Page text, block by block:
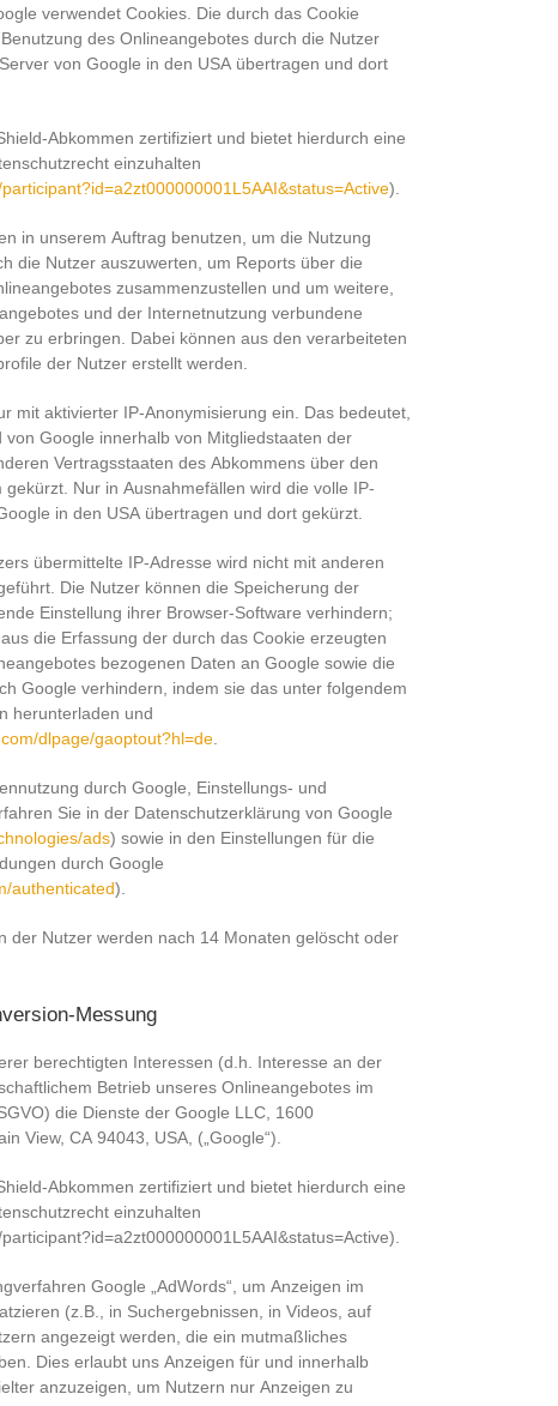
verwendet Cookies. Die durch das Cookie
des Onlineangebotes durch die Nutzer
von Google in den USA übertragen und dort
Abkommen zertifiziert und bietet hierdurch eine
einzuhalten
).
in unserem Auftrag benutzen, um die Nutzung
die Nutzer auszuwerten, um Reports über die
zusammenzustellen und um weitere,
und der Internetnutzung verbundene
zu erbringen. Dabei können aus den verarbeiteten
der Nutzer erstellt werden.
mit aktivierter IP-Anonymisierung ein. Das bedeutet,
Google innerhalb von Mitgliedstaaten der
Vertragsstaaten des Abkommens über den
Nur in Ausnahmefällen wird die volle IP-
in den USA übertragen und dort gekürzt.
übermittelte IP-Adresse wird nicht mit anderen
Die Nutzer können die Speicherung der
Einstellung ihrer Browser-Software verhindern;
die Erfassung der durch das Cookie erzeugten
bezogenen Daten an Google sowie die
Google verhindern, indem sie das unter folgendem
herunterladen und
dlpage/gaoptout?hl=de
durch Google, Einstellungs- und
Sie in der Datenschutzerklärung von Google
ads) sowie in den Einstellungen für die
durch Google
authenticated).
der Nutzer werden nach 14 Monaten gelöscht oder
Messung
berechtigten Interessen (d.h. Interesse an der
Betrieb unseres Onlineangebotes im
die Dienste der Google LLC, 1600
View, CA 94043, USA, („Google“).
Abkommen zertifiziert und bietet hierdurch eine
einzuhalten
Google „AdWords“, um Anzeigen im
(z.B., in Suchergebnissen, in Videos, auf
angezeigt werden, die ein mutmaßliches
Dies erlaubt uns Anzeigen für und innerhalb
anzuzeigen, um Nutzern nur Anzeigen zu